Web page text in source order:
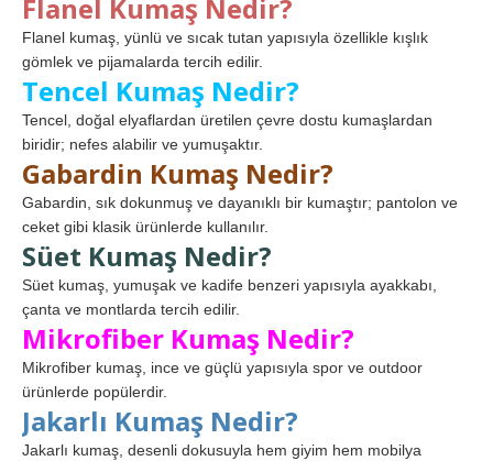
Flanel Kumaş Nedir?
Flanel kumaş, yünlü ve sıcak tutan yapısıyla özellikle kışlık
gömlek ve pijamalarda tercih edilir.
Tencel Kumaş Nedir?
Tencel, doğal elyaflardan üretilen çevre dostu kumaşlardan
biridir; nefes alabilir ve yumuşaktır.
Gabardin Kumaş Nedir?
Gabardin, sık dokunmuş ve dayanıklı bir kumaştır; pantolon ve
ceket gibi klasik ürünlerde kullanılır.
Süet Kumaş Nedir?
Süet kumaş, yumuşak ve kadife benzeri yapısıyla ayakkabı,
çanta ve montlarda tercih edilir.
Mikrofiber Kumaş Nedir?
Mikrofiber kumaş, ince ve güçlü yapısıyla spor ve outdoor
ürünlerde popülerdir.
Jakarlı Kumaş Nedir?
Jakarlı kumaş, desenli dokusuyla hem giyim hem mobilya